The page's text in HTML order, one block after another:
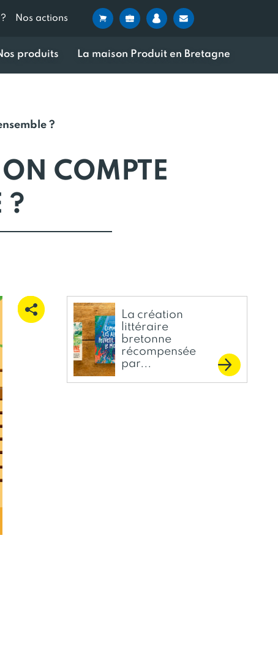
Nos actions
produits La maison Produit en Bretagne
?
COMPTE
?
La création
littéraire
bretonne
récompensée
par...